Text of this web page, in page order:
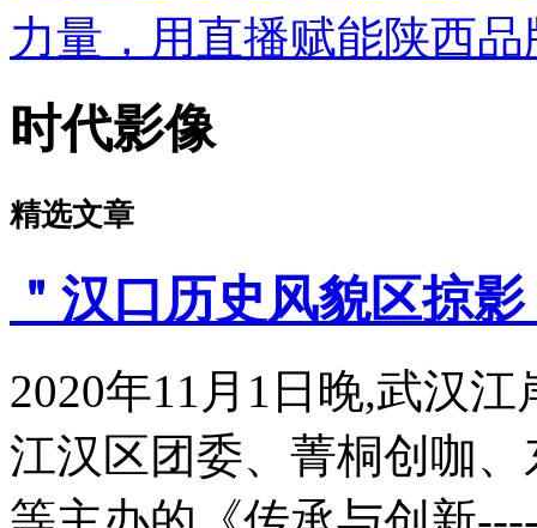
力量，用直播赋能陕西
时代影像
精选文章
＂汉口历史风貌区掠
2020年11月1日晚,武汉
江汉区团委、菁桐创咖